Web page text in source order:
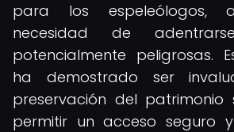
para los espeleólogos,
necesidad de
potencialmente peligrosas.
ha demostrado ser
preservación del patrimonio
permitir un acceso seguro